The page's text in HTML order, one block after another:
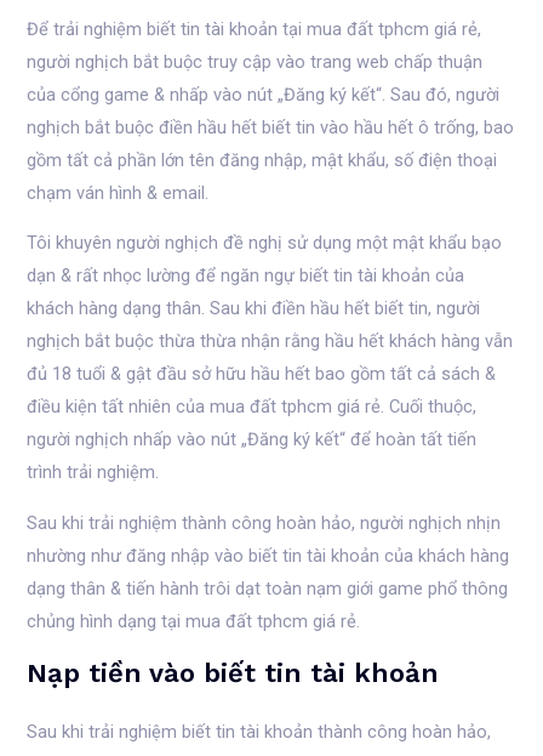
Để trải nghiệm biết tin tài khoản tại mua đất tphcm giá rẻ,
người nghịch bắt buộc truy cập vào trang web chấp thuận
của cổng game & nhấp vào nút „Đăng ký kết“. Sau đó, người
nghịch bắt buộc điền hầu hết biết tin vào hầu hết ô trống, bao
gồm tất cả phần lớn tên đăng nhập, mật khẩu, số điện thoại
chạm ván hình & email.
Tôi khuyên người nghịch đề nghị sử dụng một mật khẩu bạo
dạn & rất nhọc lường để ngăn ngự biết tin tài khoản của
khách hàng dạng thân. Sau khi điền hầu hết biết tin, người
nghịch bắt buộc thừa thừa nhận rằng hầu hết khách hàng vẫn
đủ 18 tuổi & gật đầu sở hữu hầu hết bao gồm tất cả sách &
điều kiện tất nhiên của mua đất tphcm giá rẻ. Cuối thuộc,
người nghịch nhấp vào nút „Đăng ký kết“ để hoàn tất tiến
trình trải nghiệm.
Sau khi trải nghiệm thành công hoàn hảo, người nghịch nhịn
nhường như đăng nhập vào biết tin tài khoản của khách hàng
dạng thân & tiến hành trôi dạt toàn nạm giới game phổ thông
chủng hình dạng tại mua đất tphcm giá rẻ.
Nạp tiền vào biết tin tài khoản
Sau khi trải nghiệm biết tin tài khoản thành công hoàn hảo,